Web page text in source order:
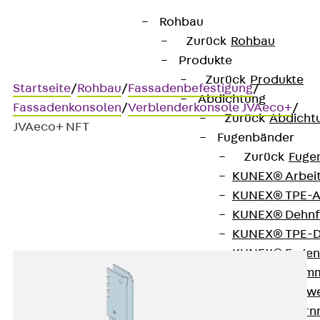
Rohbau
Zurück Rohbau
Produkte
Zurück Produkte
Abdichtung
Zurück
Fugenbänder
Zurück
KUNEX®
KUNEX®
KUNEX®
KUNEX®
KUNEX®
KUNEX®
KUNEX®
KUNEX®
Startseite/Rohbau/Fassadenbefestigung/
Fassadenkonsolen/Verblenderkonsole JVAeco+/
JVAeco+ NFT